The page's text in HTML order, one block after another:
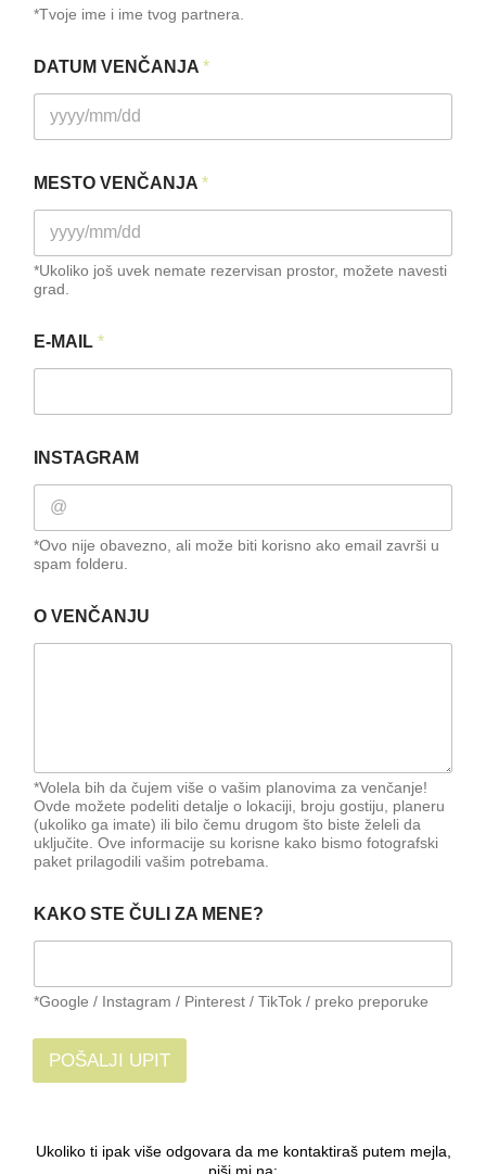
*Tvoje ime i ime tvog partnera.
DATUM VENČANJA *
MESTO VENČANJA *
*Ukoliko još uvek nemate rezervisan prostor, možete navesti
grad.
E
N
E
S
T
E-MAIL *
INSTAGRAM
*Ovo nije obavezno, ali može biti korisno ako email završi u
spam folderu.
O VENČANJU
*Volela bih da čujem više o vašim planovima za venčanje!
Ovde možete podeliti detalje o lokaciji, broju gostiju, planeru
(ukoliko ga imate) ili bilo čemu drugom što biste želeli da
uključite. Ove informacije su korisne kako bismo fotografski
paket prilagodili vašim potrebama.
KAKO STE ČULI ZA MENE?
*Google / Instagram / Pinterest / TikTok / preko preporuke
POŠALJI UPIT
Ukoliko ti ipak više odgovara da me kontaktiraš putem mejla,